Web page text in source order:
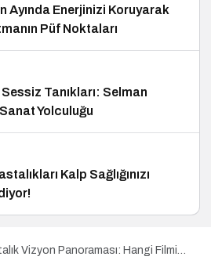
Ayında Enerjinizi Koruyarak
Püf Noktaları
Sessiz Tanıkları: Selman
Yolculuğu
Kalp Sağlığınızı
Vizyon Panoraması: Hangi Filmi